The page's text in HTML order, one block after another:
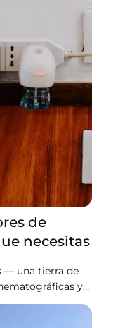
de
necesitas
— una tierra de
y
té de menta y
práctico